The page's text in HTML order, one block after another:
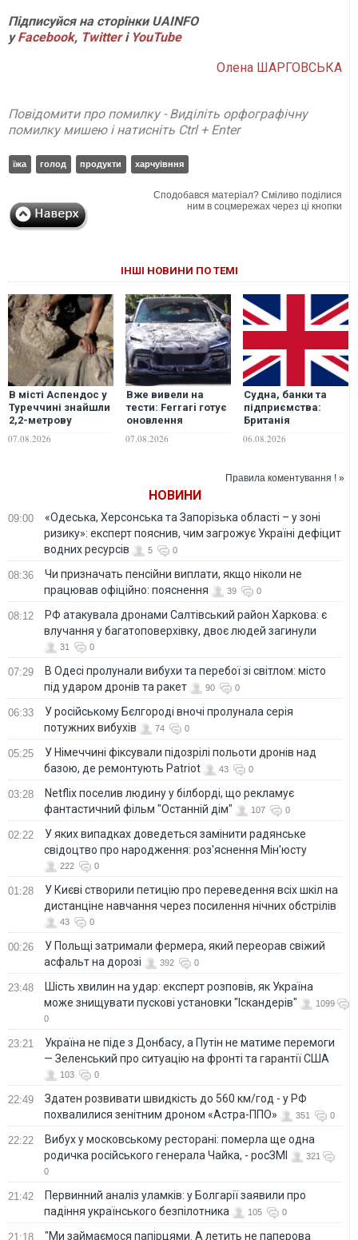
Підписуйся на сторінки UAINFO
уFacebook, Twitter і YouTube
Олена ШАРГОВСЬКА
Повідомити про помилку - Виділіть орфографічну
помилку мишею і натисніть Ctrl + Enter
їжа голод продукти харчуівння
Сподобався матеріал? Сміливо поділися
ним в соцмережах через ці кнопки
ІНШІ НОВИНИ ПО ТЕМІ
В місті Аспендос у
Туреччині знайшли
2,2-метрову
мармурову статую
бога лікування
07.08.2026
Вже вивели на
тести: Ferrari готує
оновлення
позашляховика
Purosangue. ВІДЕО
07.08.2026
Судна, банки та
підприємства:
Британія
розширила санкції
проти Росії
06.08.2026
Правила коментування ! »
НОВИНИ
09:00
«Одеська, Херсонська та Запорізька області – у зоні
ризику»: експерт пояснив, чим загрожує Україні дефіцит
водних ресурсів
5 0
08:36
Чи призначать пенсійни виплати, якщо ніколи не
працював офіційно: пояснення
39 0
08:12
РФ атакувала дронами Салтівський район Харкова: є
влучання у багатоповерхівку, двоє людей загинули
31 0
07:29
В Одесі пролунали вибухи та перебої зі світлом: місто
під ударом дронів та ракет
90 0
06:33
У російському Бєлгороді вночі пролунала серія
потужних вибухів
74 0
05:25
У Німеччині фіксували підозрілі польоти дронів над
базою, де ремонтують Patriot
43 0
03:28
Netflix поселив людину у білборді, що рекламує
фантастичний фільм "Останній дім"
107 0
02:22
У яких випадках доведеться замінити радянське
свідоцтво про народження: роз'яснення Мін'юсту
222 0
01:28
У Києві створили петицію про переведення всіх шкіл на
дистанціне навчання через посилення нічних обстрілів
43 0
00:26
У Польщі затримали фермера, який переорав свіжий
асфальт на дорозі
392 0
23:48
Шість хвилин на удар: експерт розповів, як Україна
може знищувати пускові установки "Іскандерів"
1099
0
23:21
Україна не піде з Донбасу, а Путін не матиме перемоги
— Зеленський про ситуацію на фронті та гарантії США
103 0
22:49
Здатен розвивати швидкість до 560 км/год - у РФ
похвалилися зенітним дроном «Астра-ППО»
351 0
22:22
Вибух у московському ресторані: померла ще одна
родичка російського генерала Чайка, - росЗМІ
321
0
21:42
Первинний аналіз уламків: у Болгарії заявили про
падіння українського безпілотника
105 0
21:18 "Ми займаємося папірцями. А летить не паперова